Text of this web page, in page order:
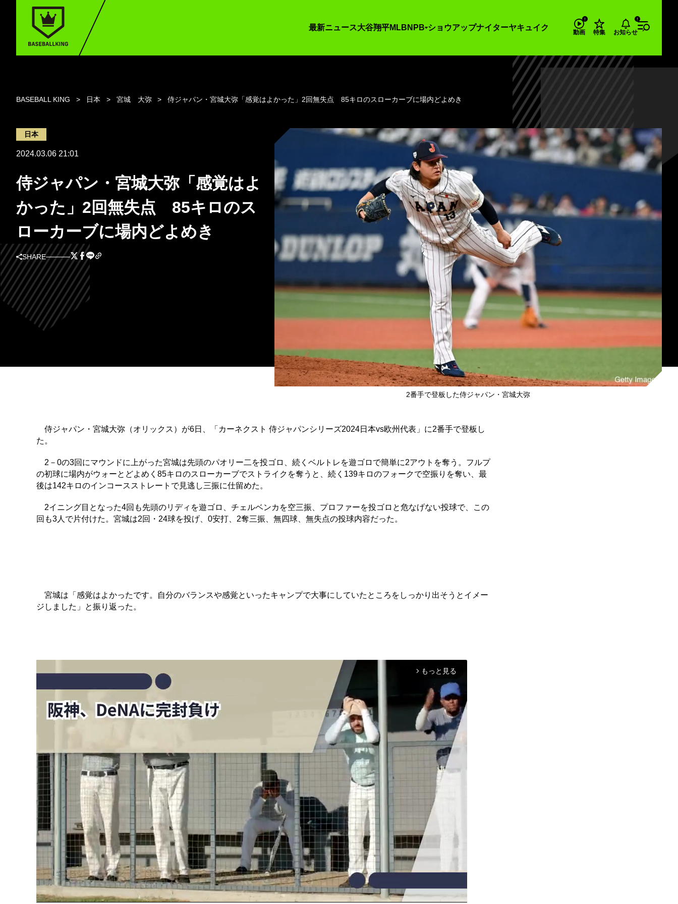
最新ニュース大谷翔平MLB NPB ショウアップナイターヤキュイク
動画 特集 お知らせ
BASEBALL KING 日本 宮城 大弥 侍ジャパン・宮城大弥「感覚はよかった」2回無失点 85キロのスローカーブに場内どよめき
日本
2024.03.06 21:01
侍ジャパン・宮城大弥「感覚はよ
かった」2回無失点 85キロのス
ローカーブに場内どよめき
SHARE
2番手で登板した侍ジャパン・宮城大弥
侍ジャパン・宮城大弥（オリックス）が6日、「カーネクスト 侍ジャパンシリーズ2024日本vs欧州代表」に2番手で登板し
た。
2－0の3回にマウンドに上がった宮城は先頭のパオリー二を投ゴロ、続くベルトレを遊ゴロで簡単に2アウトを奪う。フルプ
の初球に場内がウォーとどよめく85キロのスローカーブでストライクを奪うと、続く139キロのフォークで空振りを奪い、最
後は142キロのインコースストレートで見逃し三振に仕留めた。
2イニング目となった4回も先頭のリディを遊ゴロ、チェルベンカを空三振、プロファーを投ゴロと危なげない投球で、この
回も3人で片付けた。宮城は2回・24球を投げ、0安打、2奪三振、無四球、無失点の投球内容だった。
宮城は「感覚はよかったです。自分のバランスや感覚といったキャンプで大事にしていたところをしっかり出そうとイメー
ジしました」と振り返った。
arrow_forward_ios もっと見る